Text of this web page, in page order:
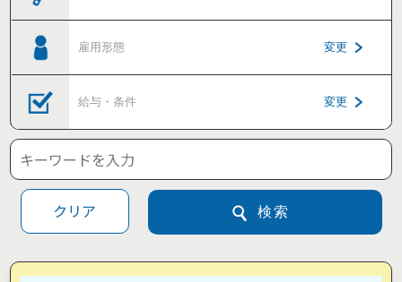
雇用形態 変更
給与・条件 変更
クリア 検索